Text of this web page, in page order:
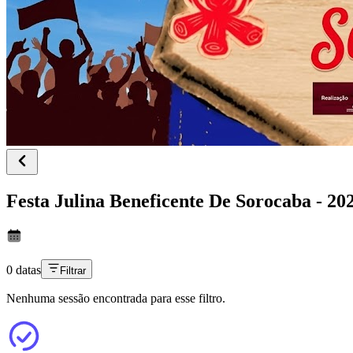
Festa Julina Beneficente De Sorocaba -
0 datas Filtrar
Nenhuma sessão encontrada para esse filtro.